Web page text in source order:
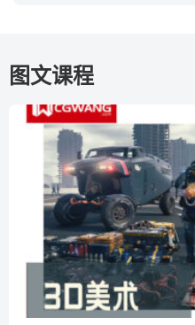
图文课程